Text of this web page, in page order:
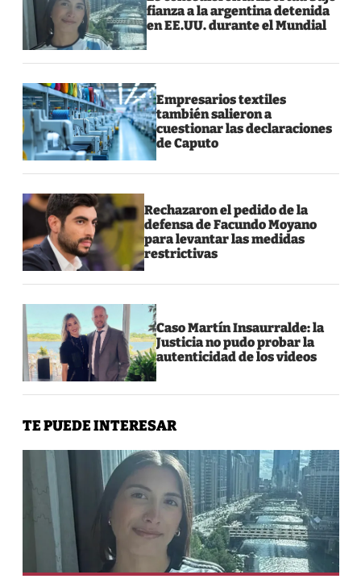
fianza a la argentina detenida
en EE.UU. durante el Mundial
Empresarios textiles
también salieron a
cuestionar las declaraciones
de Caputo
Rechazaron el pedido de la
defensa de Facundo Moyano
para levantar las medidas
restrictivas
Caso Martín Insaurralde: la
Justicia no pudo probar la
autenticidad de los videos
TE PUEDE INTERESAR